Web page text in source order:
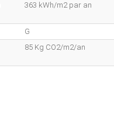
363 kWh/m2 par an
G
85 Kg CO2/m2/an